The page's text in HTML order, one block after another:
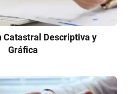
Catastral Descriptiva y
Gráfica